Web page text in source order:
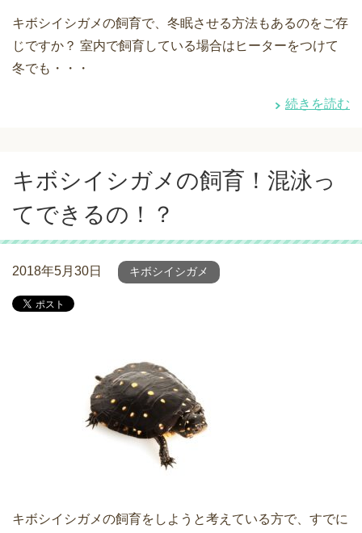
キボシイシガメの飼育で、冬眠させる方法もあるのをご存
じですか？ 室内で飼育している場合はヒーターをつけて
冬でも・・・
続きを読む
キボシイシガメの飼育！混泳っ
てできるの！？
2018年5月30日 キボシイシガメ
キボシイシガメの飼育をしようと考えている方で、すでに